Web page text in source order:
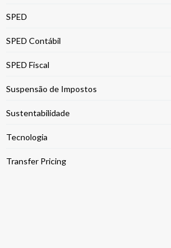
SPED
SPED Contábil
SPED Fiscal
Suspensão de Impostos
Sustentabilidade
Tecnologia
Transfer Pricing